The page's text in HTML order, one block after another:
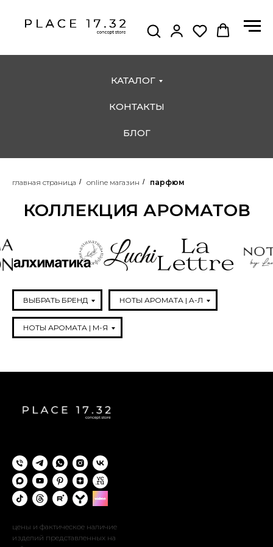
КАТАЛОГ
КОНТАКТЫ
БЛОГ
главная страница / online магазин / парфюм
КОЛЛЕКЦИЯ АРОМАТОВ
ВЫБРАТЬ БРЕНД НОТЫ АРОМАТА | A-Л
НОТЫ АРОМАТА | М-Я
цены и фактическое наличие
изделий представленных на